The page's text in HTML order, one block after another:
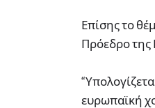
Επίσης το
Πρόεδρο της
ευρωπαϊκή